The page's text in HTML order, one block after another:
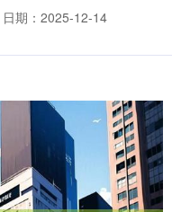
日期：2025-12-14